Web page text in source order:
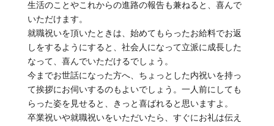
生活のことやこれからの進路の報告も兼ねると、喜んで
いただけます。
就職祝いを頂いたときは、始めてもらったお給料でお返
しをするようにすると、社会人になって立派に成長した
なって、喜んでいただけるでしょう。
今までお世話になった方へ、ちょっとした内祝いを持っ
て挨拶にお伺いするのもよいでしょう。一人前にしても
らった姿を見せると、きっと喜ばれると思いますよ。
卒業祝いや就職祝いをいただいたら、すぐにお礼は伝え